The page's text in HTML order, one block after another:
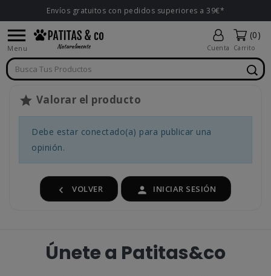
Envíos gratuitos con pedidos superiores a 39€*

Menu Cuenta
(0)
Carrito
 Valorar el producto
Debe estar conectado(a) para publicar una
opinión.
 VOLVER  INICIAR SESIÓN
Únete a Patitas&co